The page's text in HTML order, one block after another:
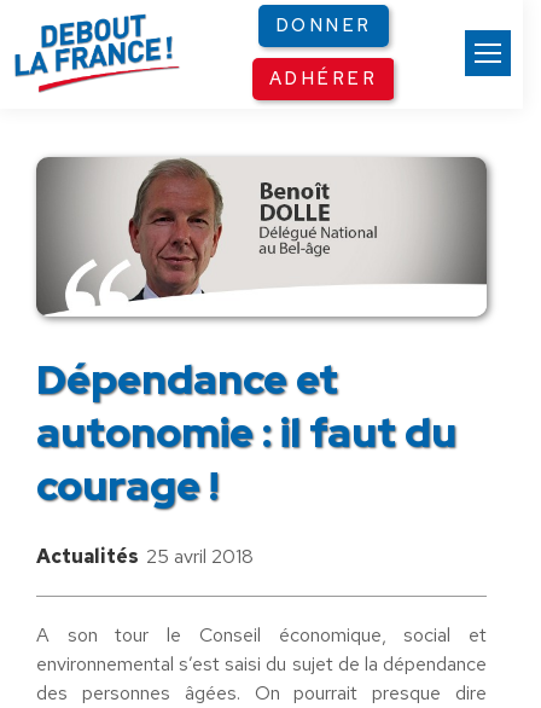
DONNER
ADHÉRER
Dépendance et
autonomie : il faut du
courage !
Actualités 25 avril 2018
A son tour le Conseil économique, social et
environnemental s’est saisi du sujet de la dépendance
des personnes âgées. On pourrait presque dire
Panneau de gestion des cookies